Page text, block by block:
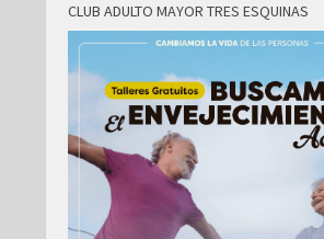
CLUB ADULTO MAYOR TRES ESQUINAS